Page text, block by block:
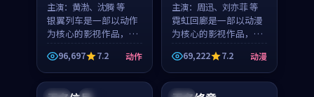
主演： 黄渤、沈腾 等
银翼列车是一部以动作
为核心的影视作品，围
绕危机、反转与人物成
长展开，整体节奏紧
凑，值得推荐观看。
96,697 7.2 动作
主演： 周迅、刘亦菲 等
霓虹回廊是一部以动漫
为核心的影视作品，围
绕危机、反转与人物成
长展开，整体节奏紧
凑，值得推荐观看。
69,222 7.2 动漫